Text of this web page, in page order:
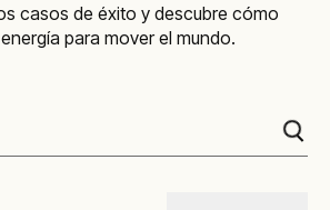
casos de éxito y descubre cómo
para mover el mundo.